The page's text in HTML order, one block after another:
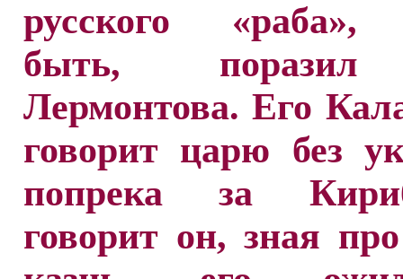
русского «раба»,
быть,
Лермонтова. Его
говорит царю без
попрека за
говорит он, зная